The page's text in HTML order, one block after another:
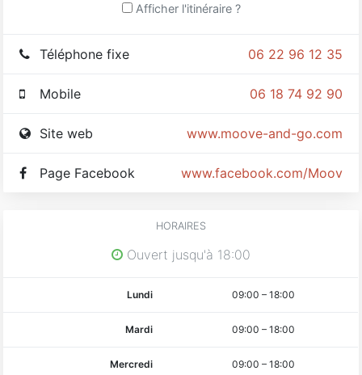
Afficher l'itinéraire ?
06 22 96 12 35
Téléphone fixe
06 18 74 92 90
Mobile
www.moove-and-go.com
Site web
www.facebook.com/
Page Facebook
HORAIRES
Ouvert jusqu'à 18:00
Lundi 09:00 –18:00
Mardi 09:00 –18:00
Mercredi 09:00 –18:00